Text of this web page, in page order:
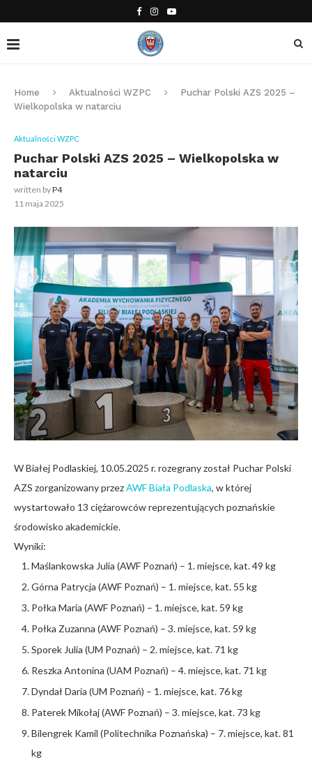
Home Aktualności WZPC
Puchar Polski AZS 2025 –
Wielkopolska w natarciu
Aktualności WZPC
Puchar Polski AZS 2025 – Wielkopolska w
natarciu
written byP4
11 maja 2025
W Białej Podlaskiej, 10.05.2025 r. rozegrany został Puchar Polski
AZS zorganizowany przezAWF Biała Podlaska, w której
wystartowało 13 ciężarowców reprezentujących poznańskie
środowisko akademickie.
Wyniki:
Maślankowska Julia (AWF Poznań) – 1. miejsce, kat. 49 kg
Górna Patrycja (AWF Poznań) – 1. miejsce, kat. 55 kg
Połka Maria (AWF Poznań) – 1. miejsce, kat. 59 kg
Połka Zuzanna (AWF Poznań) – 3. miejsce, kat. 59 kg
Sporek Julia (UM Poznań) – 2. miejsce, kat. 71 kg
Reszka Antonina (UAM Poznań) – 4. miejsce, kat. 71 kg
Dyndał Daria (UM Poznań) – 1. miejsce, kat. 76 kg
Paterek Mikołaj (AWF Poznań) – 3. miejsce, kat. 73 kg
Bilengrek Kamil (Politechnika Poznańska) – 7. miejsce, kat. 81
kg